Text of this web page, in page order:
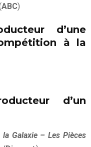
ABC)
d’une
à la
d’un
Galaxie – Les Pièces